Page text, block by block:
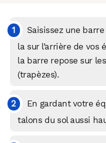
Saisissez une
la sur l’arrière de vos
la barre repose sur
(trapèzes).
En gardant votre
talons du sol aussi